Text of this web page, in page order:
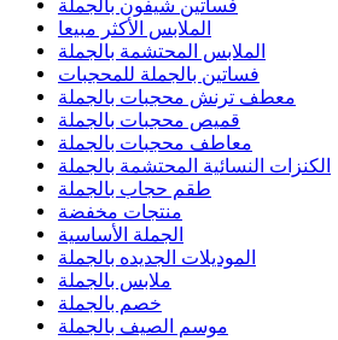
فساتين شيفون بالجملة
الملابس الأكثر مبيعا
الملابس المحتشمة بالجملة
فساتين بالجملة للمحجبات
معطف ترنش محجبات بالجملة
قميص محجبات بالجملة
معاطف محجبات بالجملة
الكنزات النسائية المحتشمة بالجملة
طقم حجاب بالجملة
منتجات مخفضة
الجملة الأساسية
الموديلات الجديده بالجملة
ملابس بالجملة
خصم بالجملة
موسم الصيف بالجملة